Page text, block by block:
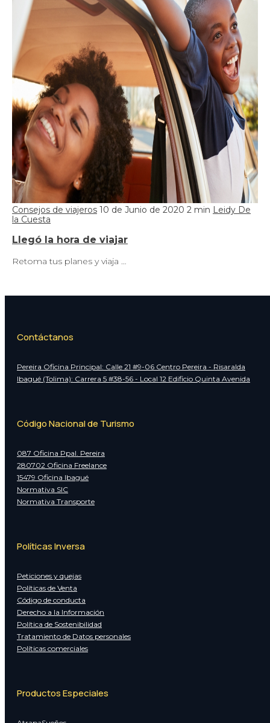
Consejos de viajeros 10 de Junio de 2020 2 min Leidy De
la Cuesta
Llegó la hora de viajar
Retoma tus planes y viaja …
Contáctanos
Pereira Oficina Principal: Calle 21 #9-06 Centro Pereira - Risaralda
Ibagué (Tolima): Carrera 5 #38-56 - Local 12 Edificio Quinta Avenida
Código Nacional de Turismo
087 Oficina Ppal. Pereira
280702 Oficina Freelance
15479 Oficina Ibagué
Normativa SIC
Normativa Transporte
Políticas Inversa
Peticiones y quejas
Políticas de Venta
Código de conducta
Derecho a la Información
Política de Sostenibilidad
Tratamiento de Datos personales
Políticas comerciales
Productos Especiales